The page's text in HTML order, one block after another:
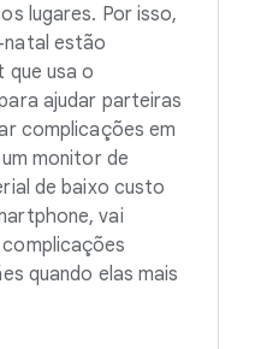
lugares. Por isso,
estão
que usa o
ajudar parteiras
complicações em
monitor de
de baixo custo
vai
quando elas mais